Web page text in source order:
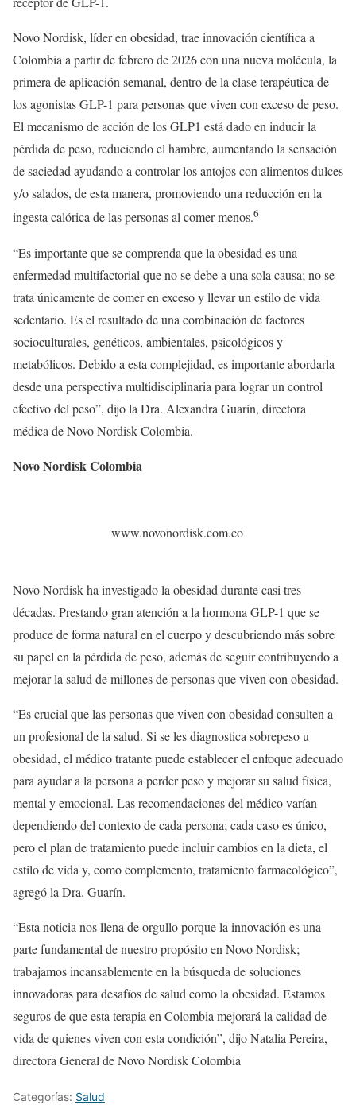
Novo Nordisk, líder en obesidad, trae innovación científica a
Colombia a partir de febrero de 2026 con una nueva molécula, la
primera de aplicación semanal, dentro de la clase terapéutica de
los agonistas GLP-1 para personas que viven con exceso de peso.
El mecanismo de acción de los GLP1 está dado en inducir la
pérdida de peso, reduciendo el hambre, aumentando la sensación
de saciedad ayudando a controlar los antojos con alimentos dulces
y/o salados, de esta manera, promoviendo una reducción en la
ingesta calórica de las personas al comer menos.6
“Es importante que se comprenda que la obesidad es una
enfermedad multifactorial que no se debe a una sola causa; no se
trata únicamente de comer en exceso y llevar un estilo de vida
sedentario. Es el resultado de una combinación de factores
socioculturales, genéticos, ambientales, psicológicos y
metabólicos. Debido a esta complejidad, es importante abordarla
desde una perspectiva multidisciplinaria para lograr un control
efectivo del peso”, dijo la Dra. Alexandra Guarín, directora
médica de Novo Nordisk Colombia.
Novo Nordisk Colombia
www.novonordisk.com.co
Novo Nordisk ha investigado la obesidad durante casi tres
décadas. Prestando gran atención a la hormona GLP-1 que se
produce de forma natural en el cuerpo y descubriendo más sobre
su papel en la pérdida de peso, además de seguir contribuyendo a
mejorar la salud de millones de personas que viven con obesidad.
“Es crucial que las personas que viven con obesidad consulten a
un profesional de la salud. Si se les diagnostica sobrepeso u
obesidad, el médico tratante puede establecer el enfoque adecuado
para ayudar a la persona a perder peso y mejorar su salud física,
mental y emocional. Las recomendaciones del médico varían
dependiendo del contexto de cada persona; cada caso es único,
pero el plan de tratamiento puede incluir cambios en la dieta, el
estilo de vida y, como complemento, tratamiento farmacológico”,
agregó la Dra. Guarín.
“Esta noticia nos llena de orgullo porque la innovación es una
parte fundamental de nuestro propósito en Novo Nordisk;
trabajamos incansablemente en la búsqueda de soluciones
innovadoras para desafíos de salud como la obesidad. Estamos
seguros de que esta terapia en Colombia mejorará la calidad de
vida de quienes viven con esta condición”, dijo Natalia Pereira,
directora General de Novo Nordisk Colombia
Categorías: Salud